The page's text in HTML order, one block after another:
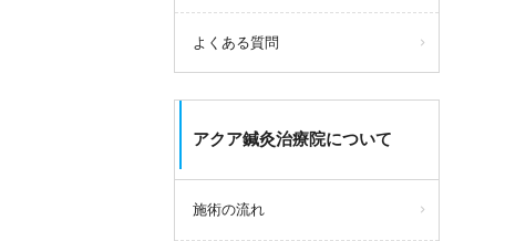
よくある質問
アクア鍼灸治療院について
施術の流れ